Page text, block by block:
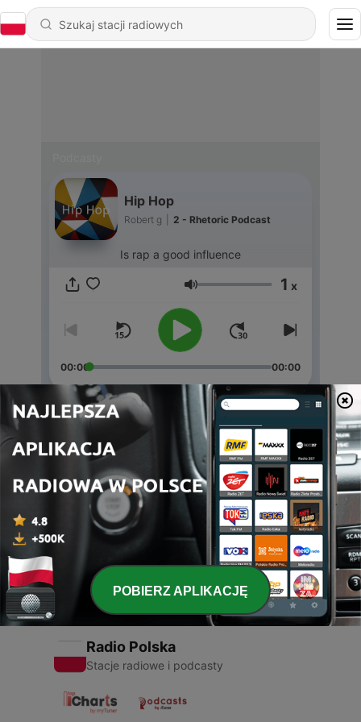
Hip Hop
Robert g 2 - Rhetoric Podcast
Is rap a good influence
Głośność 1 x
00:00 00:00
Odcinki
Rhetoric Podcast
03 gru 2019
Hip Hop (Trailer)
02 gru 2019
Radio Polska
Stacje radiowe i podcasty
POBIERZ APLIKACJĘ